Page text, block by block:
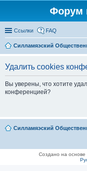
Форум
Ссылки FAQ
Силламяэский
Удалить cookies
Вы уверены, что хотите
конференцией?
Силламяэский
Создано на основе